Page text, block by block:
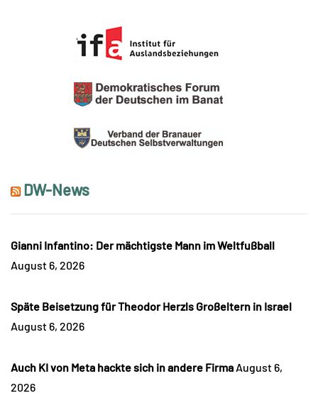
DW-News
Gianni Infantino: Der mächtigste Mann im Weltfußball
August 6, 2026
Späte Beisetzung für Theodor Herzls Großeltern in Israel
August 6, 2026
Auch KI von Meta hackte sich in andere Firma August 6,
2026